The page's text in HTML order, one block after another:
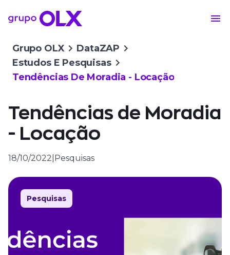
Grupo OLX
DataZAP
Estudos E Pesquisas
Tendências De Moradia - Locação
Tendências de Moradia
- Locação
18/10/2022 Pesquisas
Pesquisas